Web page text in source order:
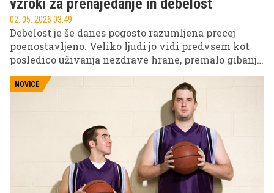
vzroki za prenajedanje in debelost
02. 05. 2026 03.49
Debelost je še danes pogosto razumljena precej
poenostavljeno. Veliko ljudi jo vidi predvsem kot
posledico uživanja nezdrave hrane, premalo gibanja
precej bolj kompleksna. Telesna teža ni odvisna le
od prehranskih navad, temveč tudi od stresa,
samopodobe, zmožnosti čustvene regulacije, odnosa
do telesa in vzorcev, ki jih človek razvija skozi leta.
NOVICE